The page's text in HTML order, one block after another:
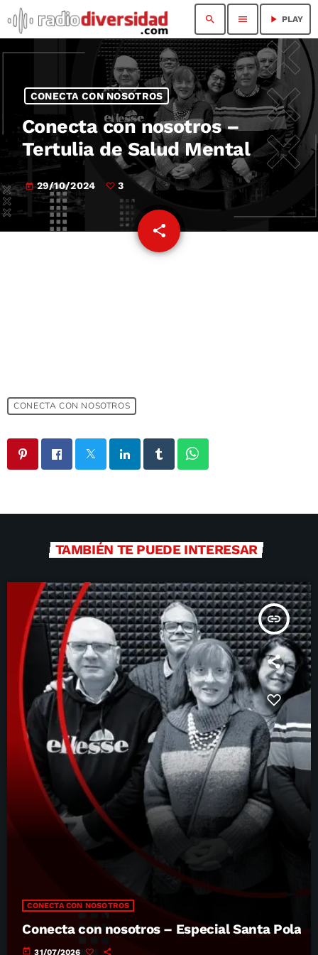
search menu play_arrow PLAY
CONECTA CON NOSOTROS
Conecta con nosotros –
Tertulia de Salud Mental
today 29/10/2024 3
share
email
CONECTA CON NOSOTROS
TAMBIÉN TE PUEDE INTERESAR
insert_link
CONECTA CON NOSOTROS
Conecta con nosotros – Especial Santa Pola
today 31/07/2026